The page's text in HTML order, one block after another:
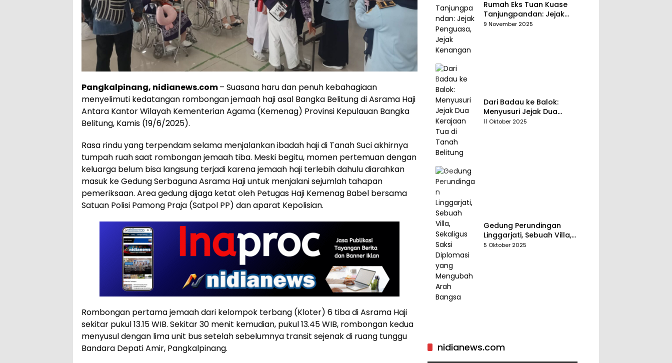
Pangkalpinang, nidianews.com– Suasana haru dan penuh kebahagiaan
menyelimuti kedatangan rombongan jemaah haji asal Bangka Belitung di Asrama Haji
Antara Kantor Wilayah Kementerian Agama (Kemenag) Provinsi Kepulauan Bangka
Belitung, Kamis (19/6/2025).
Rasa rindu yang terpendam selama menjalankan ibadah haji di Tanah Suci akhirnya
tumpah ruah saat rombongan jemaah tiba. Meski begitu, momen pertemuan dengan
keluarga belum bisa langsung terjadi karena jemaah haji terlebih dahulu diarahkan
masuk ke Gedung Serbaguna Asrama Haji untuk menjalani sejumlah tahapan
pemeriksaan. Area gedung dijaga ketat oleh Petugas Haji Kemenag Babel bersama
Satuan Polisi Pamong Praja (Satpol PP) dan aparat Kepolisian.
Rombongan pertama jemaah dari kelompok terbang (Kloter) 6 tiba di Asrama Haji
sekitar pukul 13.15 WIB. Sekitar 30 menit kemudian, pukul 13.45 WIB, rombongan kedua
menyusul dengan lima unit bus setelah sebelumnya transit sejenak di ruang tunggu
Bandara Depati Amir, Pangkalpinang.
Rumah Eks Tuan Kuase
Tanjungpandan: Jejak
Penguasa, Jejak Kenangan
9 November 2025
Dari Badau ke Balok:
Menyusuri Jejak Dua
Kerajaan Tua di Tanah
11 Oktober 2025
Gedung Perundingan
Linggarjati, Sebuah Villa,
Sekaligus Saksi Diplomasi
5 Oktober 2025
nidianews.com